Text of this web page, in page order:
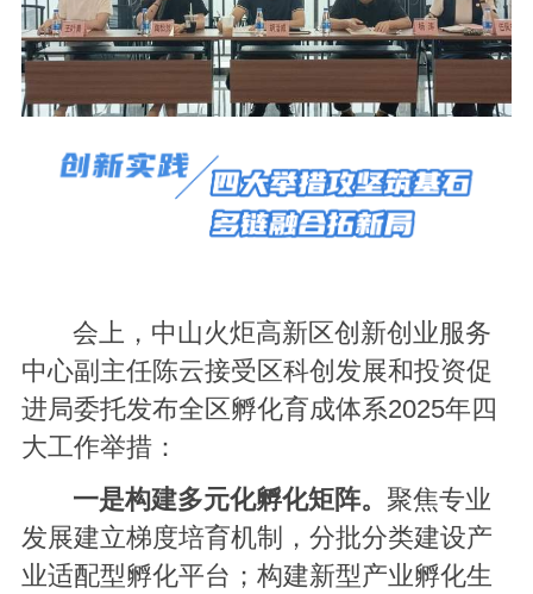
会上，中山火炬高新区创新创业服务
中心副主任陈云接受区科创发展和投资促
进局委托发布全区孵化育成体系2025年四
大工作举措：
一是构建多元化孵化矩阵。 聚焦专业
发展建立梯度培育机制，分批分类建设产
业适配型孵化平台；构建新型产业孵化生